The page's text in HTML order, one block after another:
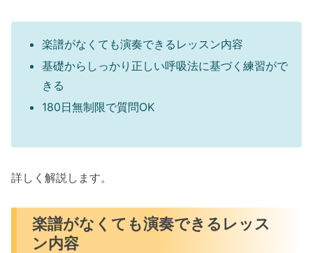
楽譜がなくても演奏できるレッスン内容
基礎からしっかり正しい呼吸法に基づく練習がで
きる
180日無制限で質問OK
詳しく解説します。
楽譜がなくても演奏できるレッス
ン内容